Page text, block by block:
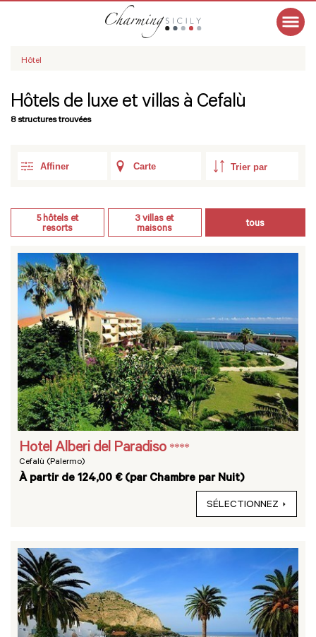
Hôtel
Hôtels de luxe et villas à Cefalù
8 structures trouvées
Affiner Carte
5hôtels et
resorts
3 villas et
maisons
tous
Hotel Alberi del Paradiso ****
Cefalù (Palermo)
À partir de 124,00 € (par Chambre par Nuit)
SÉLECTIONNEZ